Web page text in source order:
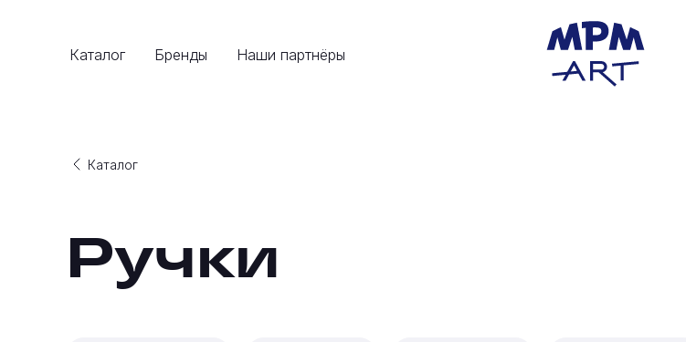
Каталог Бренды Наши партнёры
Каталог
Ручки